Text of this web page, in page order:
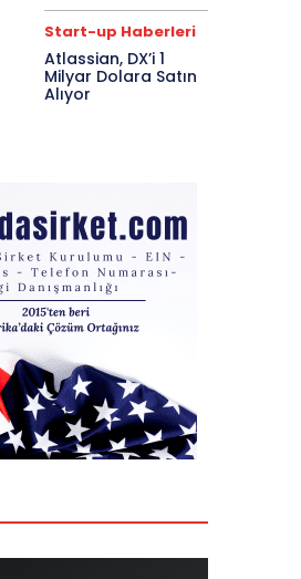
Start-up Haberleri
Atlassian, DX’i 1
Milyar Dolara Satın
Alıyor